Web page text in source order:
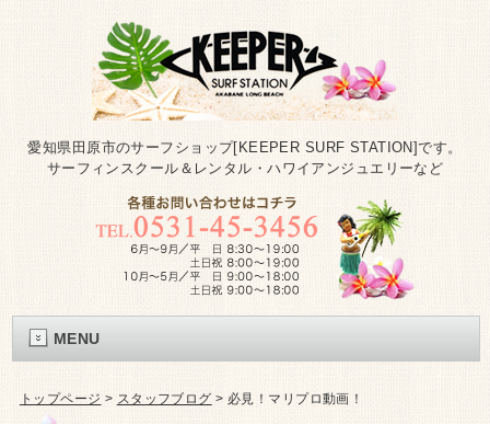
愛知県田原市のサーフショップ[KEEPER SURF STATION]です。
サーフィンスクール＆レンタル・ハワイアンジュエリーなど
MENU
トップページ > スタッフブログ > 必見！マリプロ動画！